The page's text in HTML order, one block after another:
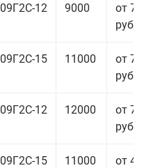
09Г2С-12 9000
от
руб.
09Г2С-15 11000
от
руб.
09Г2С-12 12000
от
руб.
09Г2С-15 11000
от